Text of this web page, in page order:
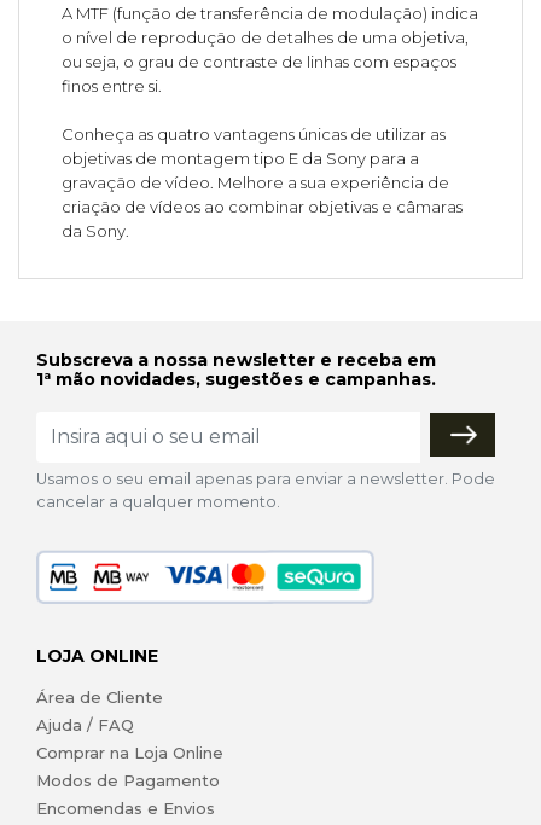
A MTF (função de transferência de modulação) indica
o nível de reprodução de detalhes de uma objetiva,
ou seja, o grau de contraste de linhas com espaços
finos entre si.
Conheça as quatro vantagens únicas de utilizar as
objetivas de montagem tipo E da Sony para a
gravação de vídeo. Melhore a sua experiência de
criação de vídeos ao combinar objetivas e câmaras
da Sony.
Subscreva a nossa newsletter e receba em
1ª mão novidades, sugestões e campanhas.
Usamos o seu email apenas para enviar a newsletter. Pode
cancelar a qualquer momento.
LOJA ONLINE
Área de Cliente
Ajuda / FAQ
Comprar na Loja Online
Modos de Pagamento
Encomendas e Envios